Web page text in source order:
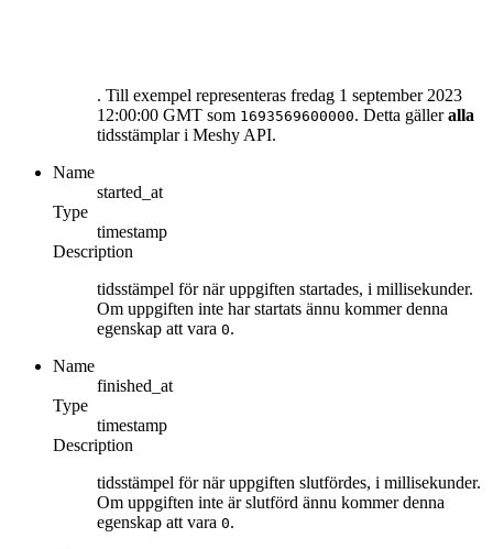
. Till exempel representeras fredag 1 september 2023
12:00:00 GMT som 1693569600000. Detta gälleralla
tidsstämplar i Meshy API.
Name
started_at
Type
timestamp
Description
tidsstämpel för när uppgiften startades, i millisekunder.
Om uppgiften inte har startats ännu kommer denna
egenskap att vara 0.
Name
finished_at
Type
timestamp
Description
tidsstämpel för när uppgiften slutfördes, i millisekunder.
Om uppgiften inte är slutförd ännu kommer denna
egenskap att vara 0.